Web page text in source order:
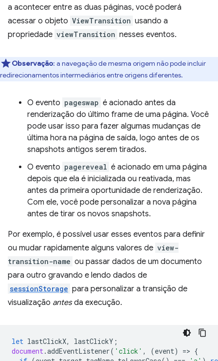
a acontecer entre as duas páginas, você poderá
acessar o objeto ViewTransition usando a
propriedade viewTransition nesses eventos.
Observação: a navegação de mesma origem não pode incluir
redirecionamentos intermediários entre origens diferentes.
O evento pageswap é acionado antes da
renderização do último frame de uma página. Você
pode usar isso para fazer algumas mudanças de
última hora na página de saída, logo antes de os
snapshots antigos serem tirados.
O evento pagereveal é acionado em uma página
depois que ela é inicializada ou reativada, mas
antes da primeira oportunidade de renderização.
Com ele, você pode personalizar a nova página
antes de tirar os novos snapshots.
Por exemplo, é possível usar esses eventos para definir
ou mudar rapidamente alguns valores de view-
transition-name ou passar dados de um documento
para outro gravando e lendo dados de
sessionStorage para personalizar a transição de
visualização antesda execução.
let lastClickX, lastClickY ;
document.addEventListener( 'click' , (event) => {